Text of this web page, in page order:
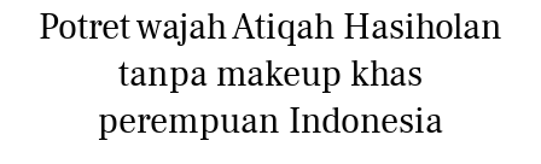
Potret wajah Atiqah Hasiholan
tanpa makeup khas
perempuan Indonesia